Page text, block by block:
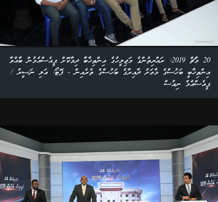
20 މާޗް 2019: ރައްޔިތުންގެ މަޖިލީހުގެ އިންތިޚާބާ ދިމާކޮށް ޕީއެސްއެމުން ބާއްވާ
އިންތިޚާބީ ބަހުސްގެ މާވަށު ދާއިރާގެ ބަހުސްގެ ތެރެއިން - ފޮޓޯ: އަލި ނަސީރު /
ޕީއެސްއެމް ނިއުސް